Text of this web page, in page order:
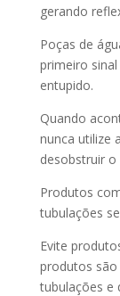
gerando
Poças de
primeiro
entupido.
Quando
nunca utilize
desobstruir
Produtos
tubulações
Evite
produtos
tubulações e